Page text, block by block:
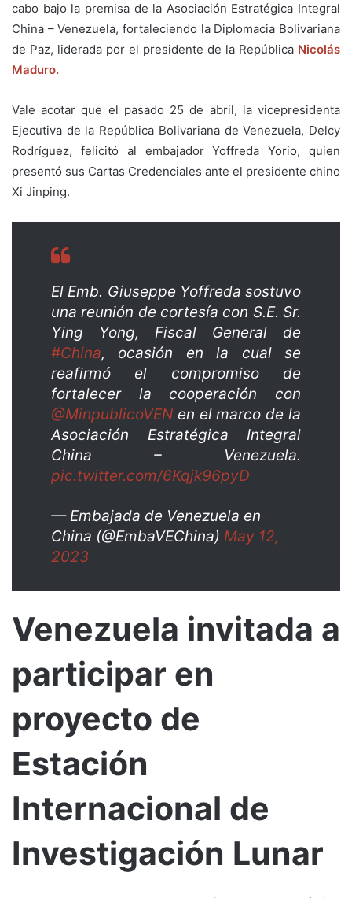
cabo bajo la premisa de la Asociación Estratégica Integral
China – Venezuela, fortaleciendo la Diplomacia Bolivariana
de Paz, liderada por el presidente de la República Nicolás
Maduro.
Vale acotar que el pasado 25 de abril, la vicepresidenta
Ejecutiva de la República Bolivariana de Venezuela, Delcy
Rodríguez, felicitó al embajador Yoffreda Yorio, quien
presentó sus Cartas Credenciales ante el presidente chino
Xi Jinping.
El Emb. Giuseppe Yoffreda sostuvo
una reunión de cortesía con S.E. Sr.
Ying Yong, Fiscal General de
#China, ocasión en la cual se
reafirmó el compromiso de
fortalecer la cooperación con
@MinpublicoVEN en el marco de la
Asociación Estratégica Integral
China – Venezuela.
pic.twitter.com/6Kqjk96pyD
— Embajada de Venezuela en
China (@EmbaVEChina) May 12,
2023
Venezuela invitada a
participar en
proyecto de
Estación
Internacional de
Investigación Lunar